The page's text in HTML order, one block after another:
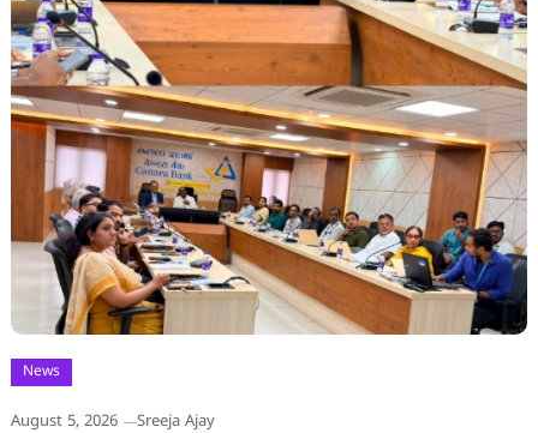
News
August 5, 2026 Sreeja Ajay